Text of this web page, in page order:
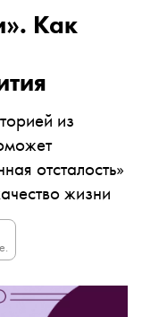
Как
из
отсталость»
жизни